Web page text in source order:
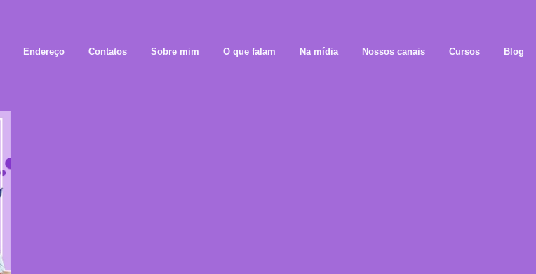
Endereço Contatos Sobre mim O que falam Na mídia Nossos canais Cursos Blog